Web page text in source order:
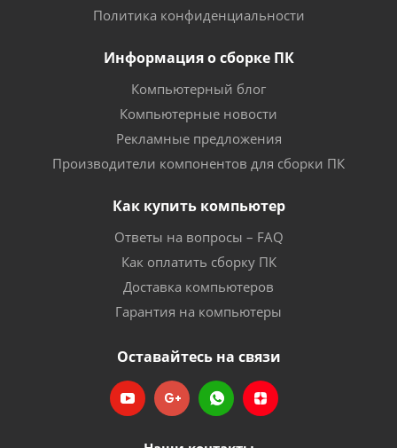
Политика конфиденциальности
Информация о сборке ПК
Компьютерный блог
Компьютерные новости
Рекламные предложения
Производители компонентов для сборки ПК
Как купить компьютер
Ответы на вопросы – FAQ
Как оплатить сборку ПК
Доставка компьютеров
Гарантия на компьютеры
Оставайтесь на связи